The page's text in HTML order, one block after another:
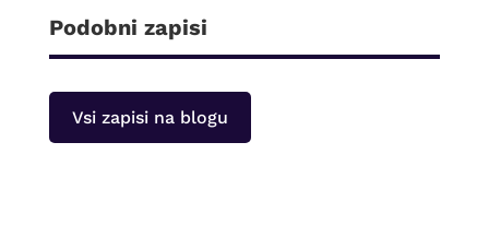
Podobni zapisi
Vsi zapisi na blogu